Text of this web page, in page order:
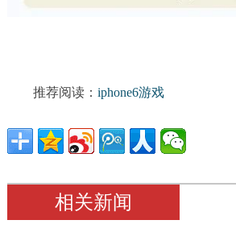
推荐阅读： iphone6游戏
相关新闻